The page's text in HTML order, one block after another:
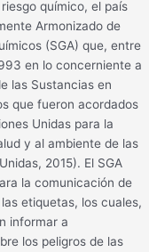
químico, el país
Armonizado de
(SGA) que, entre
en lo concerniente a
las Sustancias en
que fueron acordados
Unidas para la
y al ambiente de las
2015). El SGA
la comunicación de
etiquetas, los cuales,
informar a
los peligros de las